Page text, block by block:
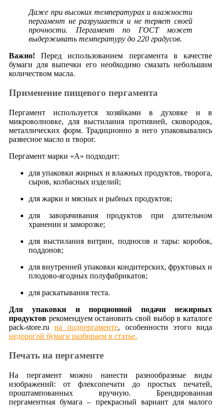
Даже при высоких температурах и влажности
пергамент не разрушается и не теряет своей
прочности. Пергамент по ГОСТ может
выдерживать температуру до 220 градусов.
Важно!Перед использованием пергамента в качестве
бумаги для выпечки его необходимо смазать небольшим
количеством масла.
Применение пищевого пергамента
Пергамент используется хозяйками в духовке и в
микроволновке, для выстилания противней, сковородок,
металлических форм. Традиционно в него упаковывались
развесное масло и творог.
Пергамент марки «А» подходит:
для упаковки жирных и влажных продуктов, творога,
сыров, колбасных изделий;
для жарки и мясных и рыбных продуктов;
для заворачивания продуктов при длительном
хранении и заморозке;
для выстилания витрин, подносов и тары: коробок,
поддонов;
для внутренней упаковки кондитерских, фруктовых и
плодово-ягодных полуфабрикатов;
для раскатывания теста.
Для упаковки и порционной подачи нежирных
продуктов рекомендуем остановить свой выбор в каталоге
pack-store.ruна подпергаменте, особенности этого вида
недорогой бумаги разбираем в статье.
Печать на пергаменте
На пергамент можно нанести разнообразные виды
изображений: от флексопечати до простых печатей,
проштампованных вручную. Брендированная
пергаментная бумага – прекрасный вариант для малого